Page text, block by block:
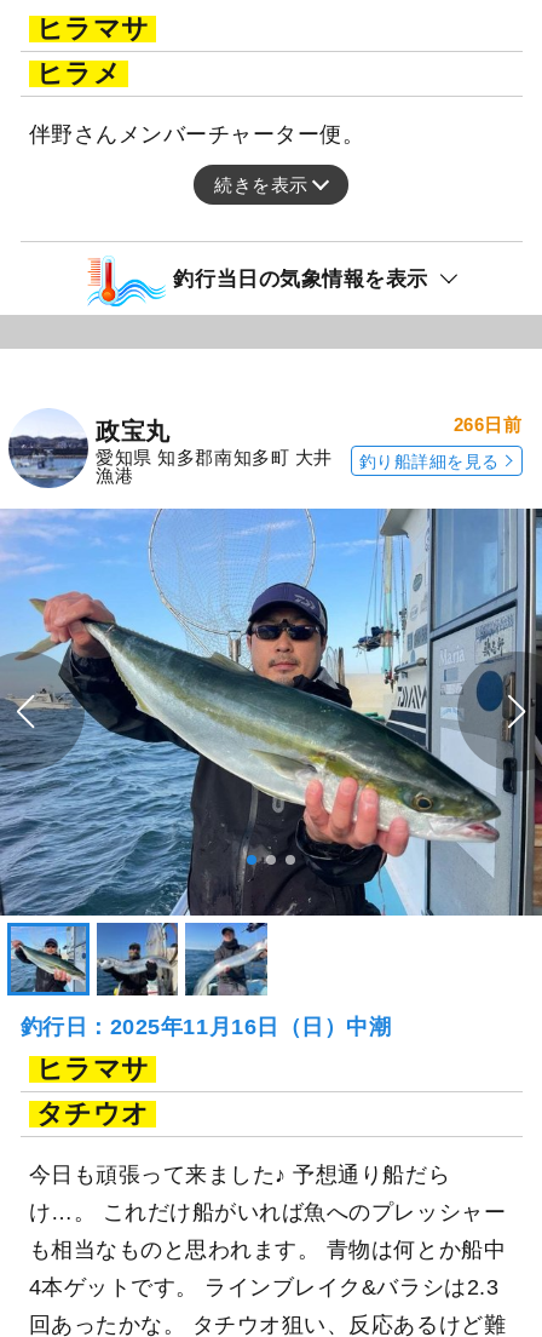
ヒラマサ
ヒラメ
伴野さんメンバーチャーター便。
続きを表示
釣行当日の気象情報を表示
政宝丸
愛知県 知多郡南知多町 大井
漁港
266日前
釣り船詳細を見る
釣行日：2025年11月16日（日）中潮
ヒラマサ
タチウオ
今日も頑張って来ました♪ 予想通り船だら
け…。 これだけ船がいれば魚へのプレッシャー
も相当なものと思われます。 青物は何とか船中
4本ゲットです。 ラインブレイク&バラシは2.3
回あったかな。 タチウオ狙い、反応あるけど難